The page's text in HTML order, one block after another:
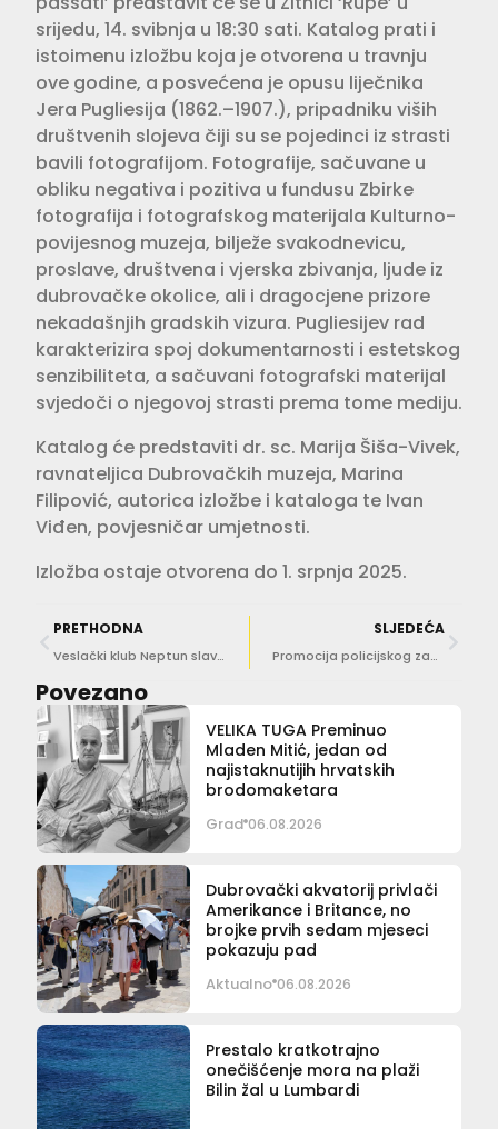
srijedu, 14. svibnja u 18:30 sati. Katalog prati i
istoimenu izložbu koja je otvorena u travnju
ove godine, a posvećena je opusu liječnika
Jera Pugliesija (1862.–1907.), pripadniku viših
društvenih slojeva čiji su se pojedinci iz strasti
bavili fotografijom. Fotografije, sačuvane u
obliku negativa i pozitiva u fundusu Zbirke
fotografija i fotografskog materijala Kulturno-
povijesnog muzeja, bilježe svakodnevicu,
proslave, društvena i vjerska zbivanja, ljude iz
dubrovačke okolice, ali i dragocjene prizore
nekadašnjih gradskih vizura. Pugliesijev rad
karakterizira spoj dokumentarnosti i estetskog
senzibiliteta, a sačuvani fotografski materijal
svjedoči o njegovoj strasti prema tome mediju.
Katalog će predstaviti dr. sc. Marija Šiša-Vivek,
ravnateljica Dubrovačkih muzeja, Marina
Filipović, autorica izložbe i kataloga te Ivan
Viđen, povjesničar umjetnosti.
Izložba ostaje otvorena do 1. srpnja 2025.
PRETHODNA
Veslački klub Neptun slavi 102. rođendan uz otvaranje novog hangara
SLJEDEĆA
Promocija policijskog zanimanja održana u Pločama
Povezano
VELIKA TUGA Preminuo
Mladen Mitić, jedan od
najistaknutijih hrvatskih
brodomaketara
Grad 06.08.2026
Dubrovački akvatorij privlači
Amerikance i Britance, no
brojke prvih sedam mjeseci
pokazuju pad
Aktualno 06.08.2026
Prestalo kratkotrajno
onečišćenje mora na plaži
Bilin žal u Lumbardi